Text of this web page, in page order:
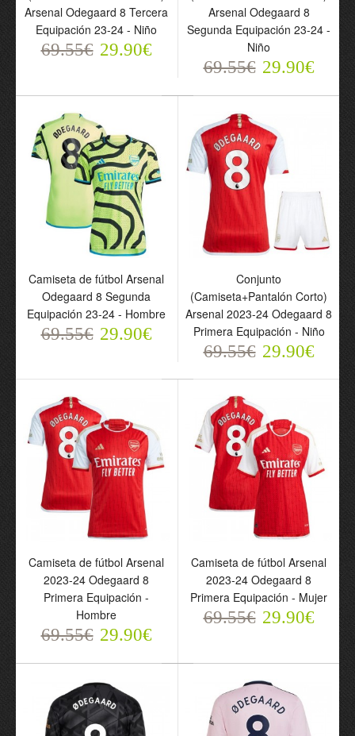
Camiseta de fútbol
Noruega Odegaard 10
Segunda Equipación
2024 - Hombre
69.55€ 29.90€
Camiseta de fútbol
Arsenal Odegaard 8
Tercera Equipación 23-24
- Hombre
69.55€ 29.90€
Conjunto
(Camiseta+Pantalón
Corto) Arsenal Odegaard
8 Tercera Equipación 23-
24 - Niño
69.55€ 29.90€
Conjunto
(Camiseta+Pantalón
Corto) Arsenal Odegaard
8 Segunda Equipación
23-24 - Niño
69.55€ 29.90€
Arsenal Odegaard 8 Tercera
Equipación 23-24 - Niño
69.55€ 29.90€
Arsenal Odegaard 8
Segunda Equipación 23-24 -
Niño
69.55€ 29.90€
Camiseta de fútbol Arsenal
Odegaard 8 Segunda
Equipación 23-24 - Hombre
69.55€ 29.90€
Conjunto
(Camiseta+Pantalón Corto)
Arsenal 2023-24 Odegaard 8
Primera Equipación - Niño
69.55€ 29.90€
Camiseta de fútbol Arsenal
2023-24 Odegaard 8
Primera Equipación -
Hombre
69.55€ 29.90€
Camiseta de fútbol Arsenal
2023-24 Odegaard 8
Primera Equipación - Mujer
69.55€ 29.90€